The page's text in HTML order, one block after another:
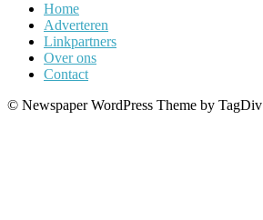
Home
Adverteren
Linkpartners
Over ons
Contact
© Newspaper WordPress Theme by TagDiv